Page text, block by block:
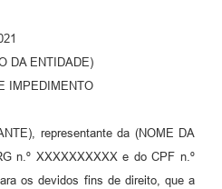
DA ENTIDADE)
IMPEDIMENTO
representante da (NOME DA
n.º XXXXXXXXXX e do CPF n.º
os devidos fins de direito, que a